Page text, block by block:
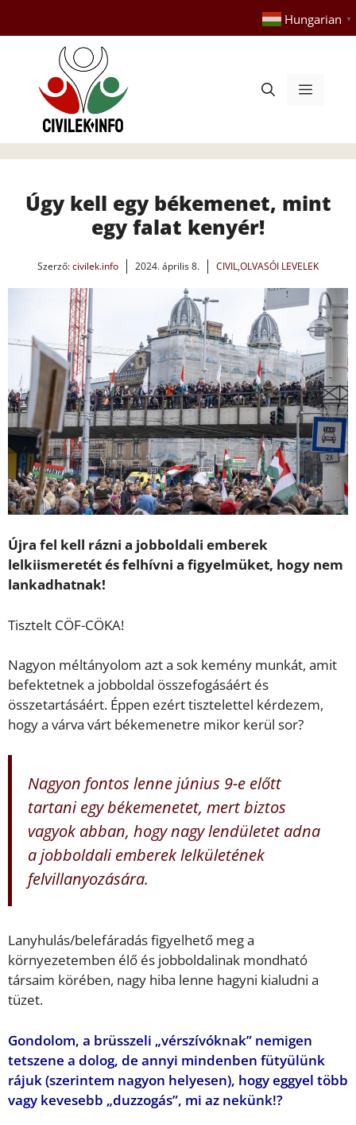
tartalomba
Hungarian ▼
Menü
Úgy kell egy békemenet, mint
egy falat kenyér!
Szerző:civilek.info 2024. április 8. CIVIL,OLVASÓI LEVELEK
Újra fel kell rázni a jobboldali emberek
lelkiismeretét és felhívni a figyelmüket, hogy nem
lankadhatnak!
Tisztelt CÖF-CÖKA!
Nagyon méltányolom azt a sok kemény munkát, amit
befektetnek a jobboldal összefogásáért és
összetartásáért. Éppen ezért tisztelettel kérdezem,
hogy a várva várt békemenetre mikor kerül sor?
Nagyon fontos lenne június 9-e előtt
tartani egy békemenetet, mert biztos
vagyok abban, hogy nagy lendületet adna
a jobboldali emberek lelkületének
felvillanyozására.
Lanyhulás/belefáradás figyelhető meg a
környezetemben élő és jobboldalinak mondható
társaim körében, nagy hiba lenne hagyni kialudni a
tüzet.
Gondolom, a brüsszeli „vérszívóknak” nemigen
tetszene a dolog, de annyi mindenben fütyülünk
rájuk (szerintem nagyon helyesen), hogy eggyel több
vagy kevesebb „duzzogás”, mi az nekünk!?